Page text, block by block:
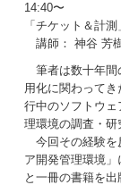
14:40〜
「チケット＆計
講師： 神谷 芳
筆者は数十年間
用化に関わって
行中のソフトウ
理環境の調査・研
今回その経験を
ア開発管理環境
と一冊の書籍を